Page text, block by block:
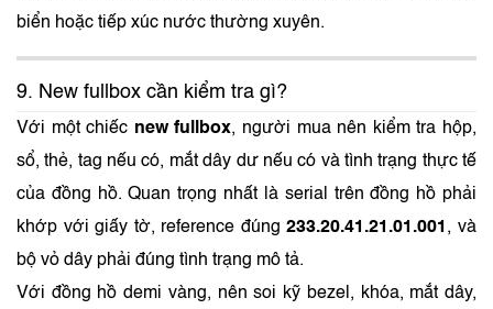
biển hoặc tiếp xúc nước thường xuyên.
9. New fullbox cần kiểm tra gì?
Với một chiếc new fullbox, người mua nên kiểm tra hộp,
sổ, thẻ, tag nếu có, mắt dây dư nếu có và tình trạng thực tế
của đồng hồ. Quan trọng nhất là serial trên đồng hồ phải
khớp với giấy tờ, reference đúng233.20.41.21.01.001 , và
bộ vỏ dây phải đúng tình trạng mô tả.
Với đồng hồ demi vàng, nên soi kỹ bezel, khóa, mắt dây,